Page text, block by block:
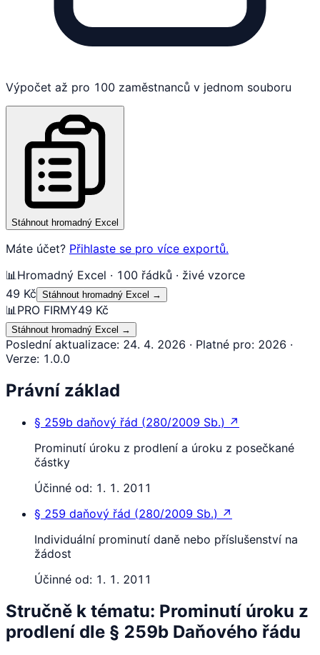
Výpočet až pro 100 zaměstnanců v jednom souboru
Stáhnout hromadný Excel
Máte účet? Přihlaste se pro více exportů.
📊 Hromadný Excel · 100 řádků · živé vzorce
49 Kč Stáhnout hromadný Excel →
📊 PRO FIRMY49 Kč
Stáhnout hromadný Excel →
Poslední aktualizace: 24. 4. 2026 · Platné pro: 2026 ·
Verze: 1.0.0
Právní základ
§ 259b daňový řád (280/2009 Sb.) ↗
Prominutí úroku z prodlení a úroku z posečkané
částky
Účinné od: 1. 1. 2011
§ 259 daňový řád (280/2009 Sb.) ↗
Individuální prominutí daně nebo příslušenství na
žádost
Účinné od: 1. 1. 2011
Stručně k tématu: Prominutí úroku z
prodlení dle § 259b Daňového řádu